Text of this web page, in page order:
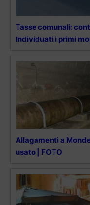
Tasse comunali:
Individuati i primi
Allagamenti a
usato | FOTO